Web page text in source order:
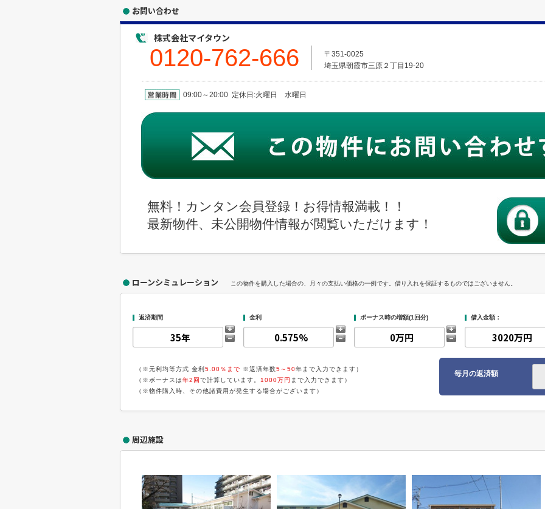
お問い合わせ
株式会社マイタウン
0120-762-666
〒351-0025
埼玉県朝霞市三原２丁目19-20
09:00～20:00 定休日:火曜日 水曜日
無料！カンタン会員登録！お得情報満載！！
最新物件、未公開物件情報が閲覧いただけます！
ローンシミュレーション この物件を購入した場合の、月々の支払い価格の一例です。借り入れを保証するものではございません。
返済期間 金利 ボーナス時の増額(1回分) 借入金額：
（※元利均等方式 金利 5.00％まで ※返済年数5～50年まで入力できます）
（※ボーナスは年2回で計算しています。 1000万円 まで入力できます）
（※物件購入時、その他諸費用が発生する場合がございます）
毎月の返済額
周辺施設